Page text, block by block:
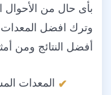
بأى حال من الأحوال
وترك افضل المعدات
أفضل النتائج ومن
المعدات